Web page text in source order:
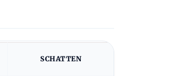
SCHATTEN